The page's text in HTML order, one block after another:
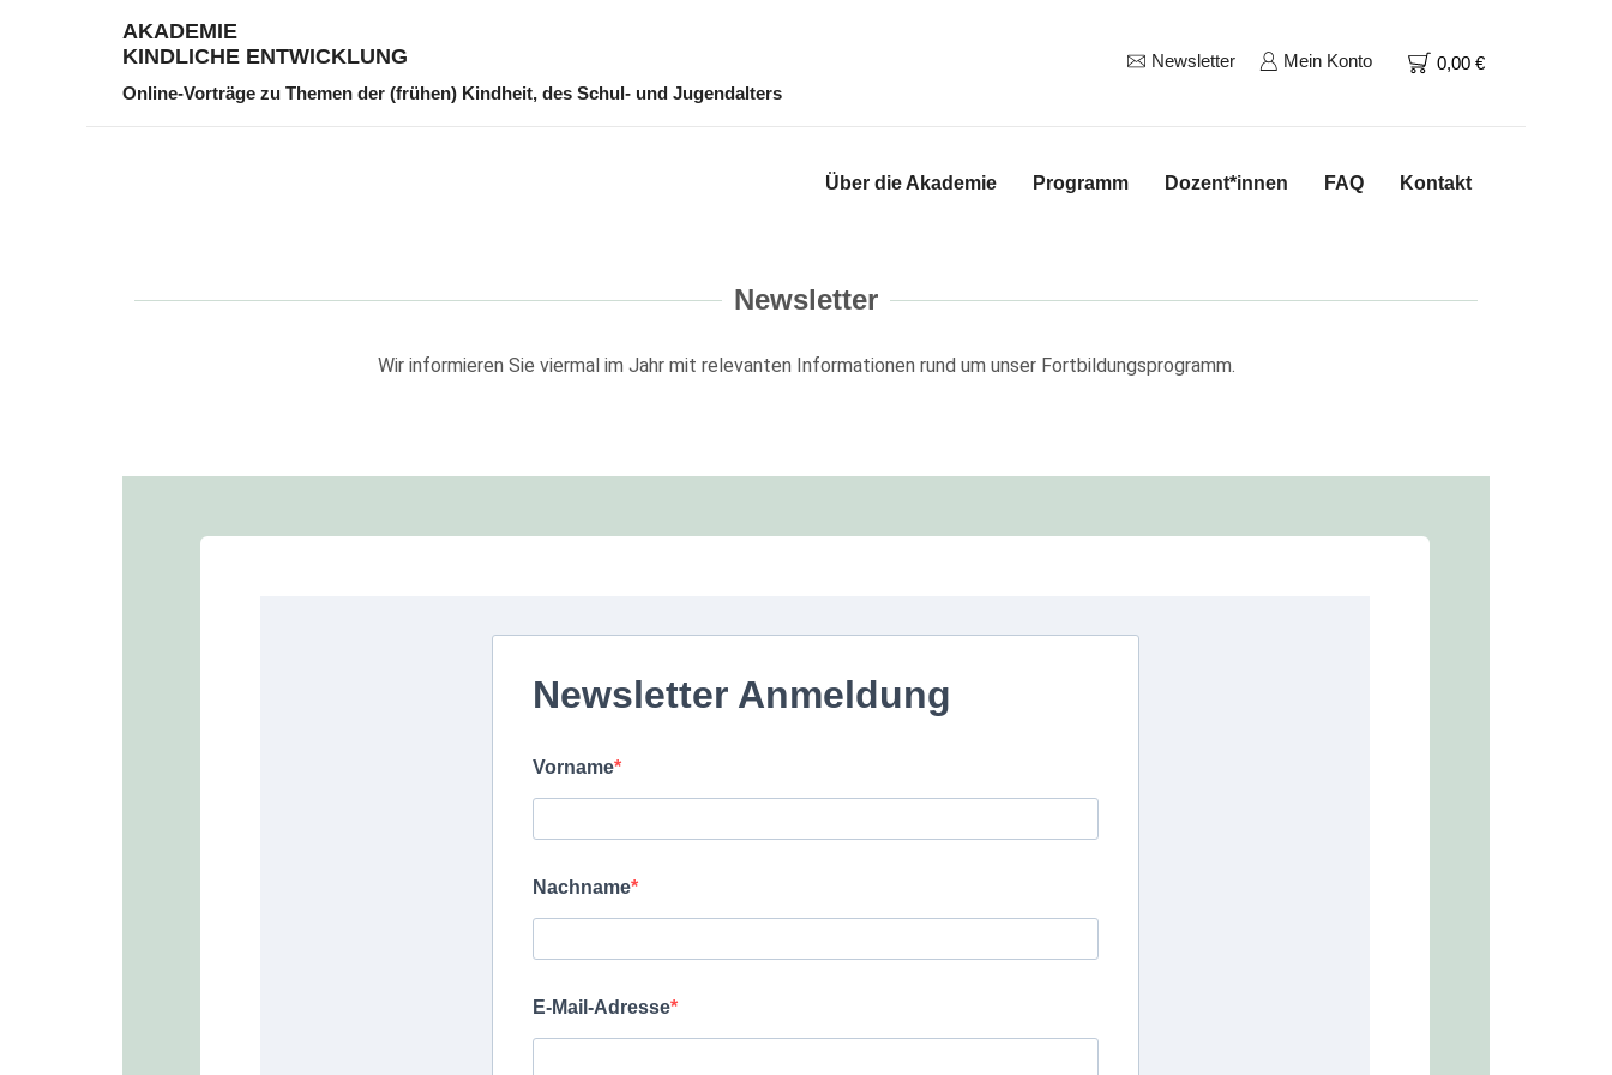
AKADEMIE
KINDLICHE ENTWICKLUNG
Online-Vorträge zu Themen der (frühen) Kindheit, des Schul- und Jugendalters
Newsletter Mein Konto 0,00 €
Über die Akademie Programm Dozent*innen FAQ Kontakt
Newsletter
Wir informieren Sie viermal im Jahr mit relevanten Informationen rund um unser Fortbildungsprogramm.
Newsletter Anmeldung
Vorname
Nachname
E-Mail-Adresse